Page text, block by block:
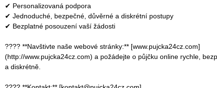
✔ Personalizovaná podpora
✔ Jednoduché, bezpečné, důvěrné a diskrétní postupy
✔ Bezplatné posouzení vaší žádosti
???? **Navštivte naše webové stránky:** [www.pujcka24cz.com]
(http://www.pujcka24cz.com) a požádejte o půjčku online rychle,
a diskrétně.